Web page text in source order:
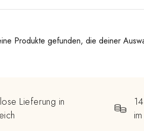
Produkte gefunden, die deiner
Lieferung in